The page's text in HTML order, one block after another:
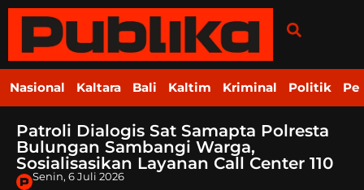
Nasional Kaltara Bali Kaltim Kriminal Politik
Patroli Dialogis Sat Samapta Polresta
Bulungan Sambangi Warga,
Sosialisasikan Layanan Call Center 110
Senin, 6 Juli 2026